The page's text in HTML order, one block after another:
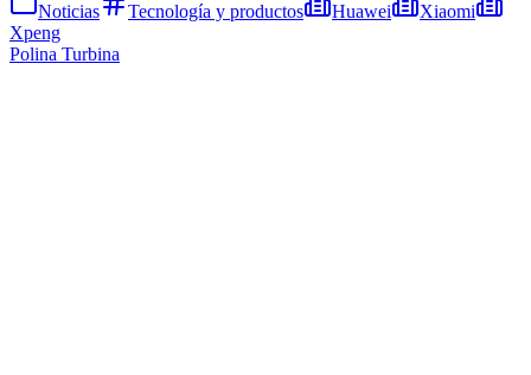
Noticias Tecnología y productos Huawei
Xiaomi
Xpeng
Polina Turbina